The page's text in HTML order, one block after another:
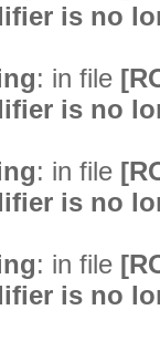
is no
: in file
is no
: in file
is no
: in file
is no